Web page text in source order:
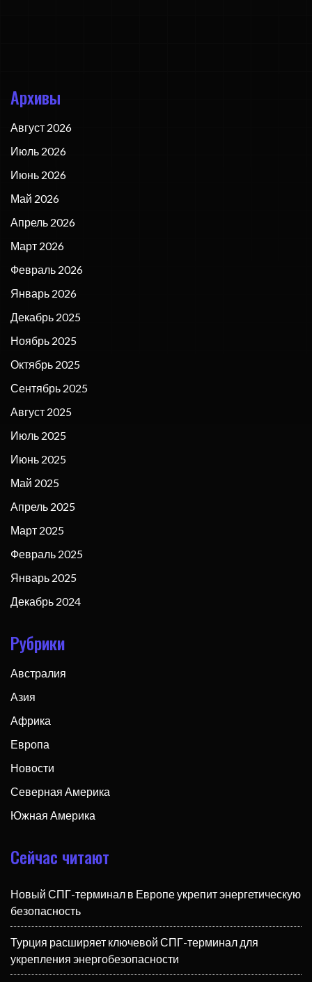
Архивы
Август 2026
Июль 2026
Июнь 2026
Май 2026
Апрель 2026
Март 2026
Февраль 2026
Январь 2026
Декабрь 2025
Ноябрь 2025
Октябрь 2025
Сентябрь 2025
Август 2025
Июль 2025
Июнь 2025
Май 2025
Апрель 2025
Март 2025
Февраль 2025
Январь 2025
Декабрь 2024
Рубрики
Австралия
Азия
Африка
Европа
Новости
Северная Америка
Южная Америка
Сейчас читают
Новый СПГ-терминал в Европе укрепит энергетическую
безопасность
Турция расширяет ключевой СПГ-терминал для
укрепления энергобезопасности